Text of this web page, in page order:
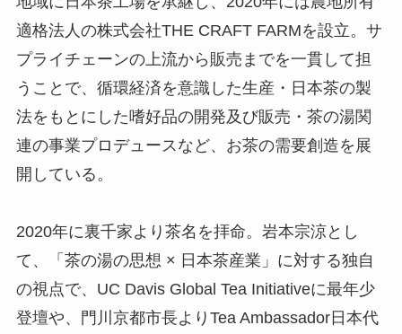
適格法人の株式会社THE CRAFT FARMを設立。サ
プライチェーンの上流から販売までを一貫して担
うことで、循環経済を意識した生産・日本茶の製
法をもとにした嗜好品の開発及び販売・茶の湯関
連の事業プロデュースなど、お茶の需要創造を展
開している。
2020年に裏千家より茶名を拝命。岩本宗涼とし
て、「茶の湯の思想 × 日本茶産業」に対する独自
の視点で、UC Davis Global Tea Initiativeに最年少
登壇や、門川京都市長よりTea Ambassador日本代